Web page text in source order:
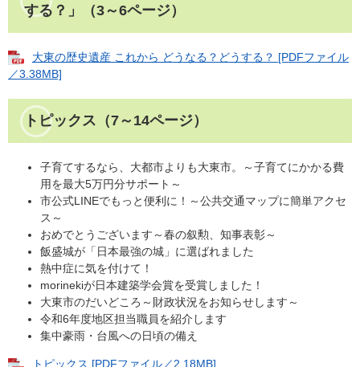
する？」
（3～6ページ）
大東の歴史遺産 これから どうなる？どうする？ [PDFファイル
／3.38MB]
トピックス （7～14ページ）
子育てするなら、大都市よりも大東市。～子育てにかかる費
用を最大5万円分サポート～
市公式LINEでもっと便利に！～公共交通マップに簡単アクセ
ス～
おめでとうございます～春の叙勲、知事表彰～
飯盛城が「日本最強の城」に選ばれました
熱中症に気を付けて！
morinekiが日本建築学会賞を受賞しました！
大東市のだいどころ～財政状況をお知らせします～
令和6年度地区担当職員を紹介します
集中豪雨・台風への日頃の備え
トピックス [PDFファイル／2.18MB]